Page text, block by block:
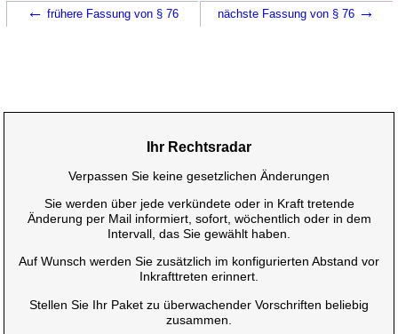
← frühere Fassung von § 76 nächste Fassung von § 76 →
Ihr Rechtsradar
Verpassen Sie keine gesetzlichen Änderungen
Sie werden über jede verkündete oder in Kraft tretende
Änderung per Mail informiert, sofort, wöchentlich oder in dem
Intervall, das Sie gewählt haben.
Auf Wunsch werden Sie zusätzlich im konfigurierten Abstand vor
Inkrafttreten erinnert.
Stellen Sie Ihr Paket zu überwachender Vorschriften beliebig
zusammen.